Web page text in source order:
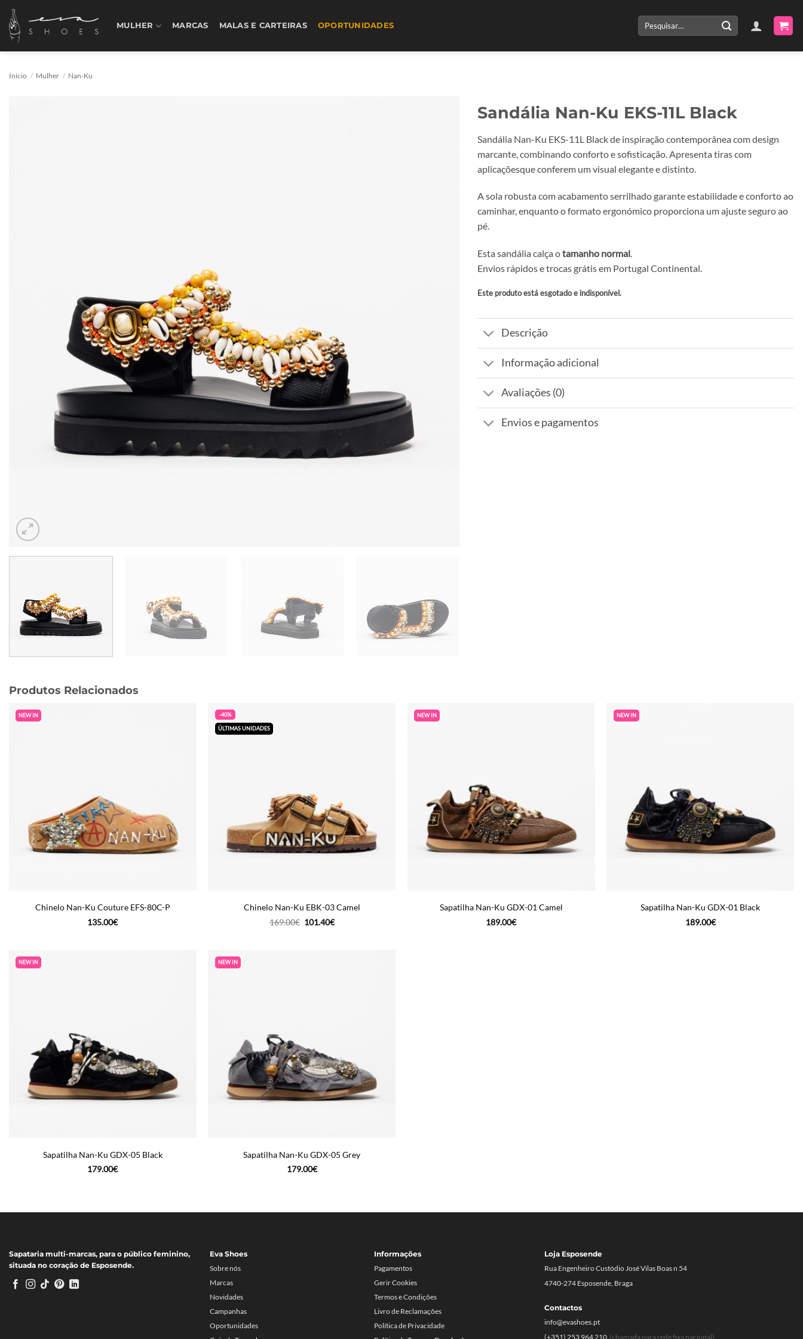
Skip
content
MULHER MARCAS MALAS E CARTEIRAS OPORTUNIDADES
Pesquisar
por:
Início / Mulher / Nan-Ku
Sandália Nan-Ku EKS-11L Black
Sandália Nan-Ku EKS-11L Black de inspiração contemporânea com design
marcante, combinando conforto e sofisticação. Apresenta tiras com
aplicaçõesque conferem um visual elegante e distinto.
A sola robusta com acabamento serrilhado garante estabilidade e conforto ao
caminhar, enquanto o formato ergonómico proporciona um ajuste seguro ao
pé.
Esta sandália calça otamanho normal.
Envios rápidos e trocas grátis em Portugal Continental.
Este produto está esgotado e indisponível.
Alternative:
Descrição
Informação adicional
Avaliações (0)
Envios e pagamentos
Produtos Relacionados
NEW IN
Chinelo Nan-Ku Couture EFS-80C-P
135.00€
-40%
ÚLTIMAS UNIDADES
Chinelo Nan-Ku EBK-03 Camel
169.00€ O
101.40€O
NEW IN
Sapatilha Nan-Ku GDX-01 Camel
189.00€
NEW IN
Sapatilha Nan-Ku GDX-01 Black
189.00€
NEW IN
Sapatilha Nan-Ku GDX-05 Black
179.00€
NEW IN
Sapatilha Nan-Ku GDX-05 Grey
179.00€
Sapataria multi-marcas, para o público feminino,
situada no coração de Esposende.
Eva Shoes
Sobre nós
Marcas
Novidades
Campanhas
Oportunidades
Informações
Pagamentos
Gerir Cookies
Termos e Condições
Livro de Reclamações
Política de Privacidade
Loja Esposende
Rua Engenheiro Custódio José Vilas Boas n 54
4740-274 Esposende, Braga
Contactos
info@evashoes.pt
(+351) 253 964 210 (chamada para rede fixa nacional)